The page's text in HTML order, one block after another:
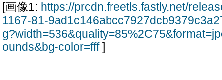
[画像1: https://prcdn.freetls.fastly.net/
1167-81-
ounds&bg-color=fff]